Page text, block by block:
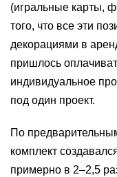
(игральные карты,
того, что все эти
декорациями в
пришлось
индивидуальное
под один проект.
По
комплект
примерно в 2–2,5